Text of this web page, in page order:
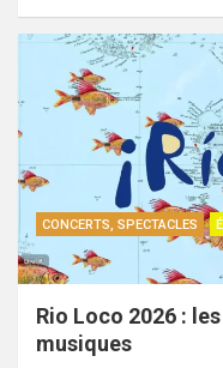
CONCERTS, SPECTACLES
Rio Loco 2026 :
musiques